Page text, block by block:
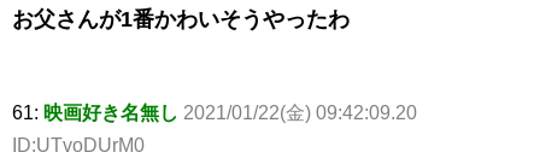
お父さんが1番かわいそうやったわ
61: 映画好き名無し 2021/01/22(金) 09:42:09.20
ID:UTvoDUrM0